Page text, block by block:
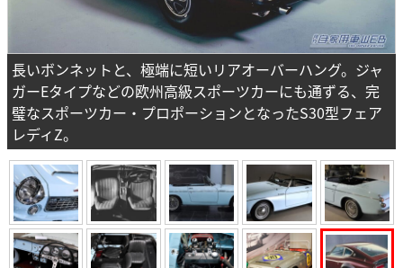
長いボンネットと、極端に短いリアオーバーハング。ジャ
ガーEタイプなどの欧州高級スポーツカーにも通ずる、完
璧なスポーツカー・プロポーションとなったS30型フェア
レディZ。